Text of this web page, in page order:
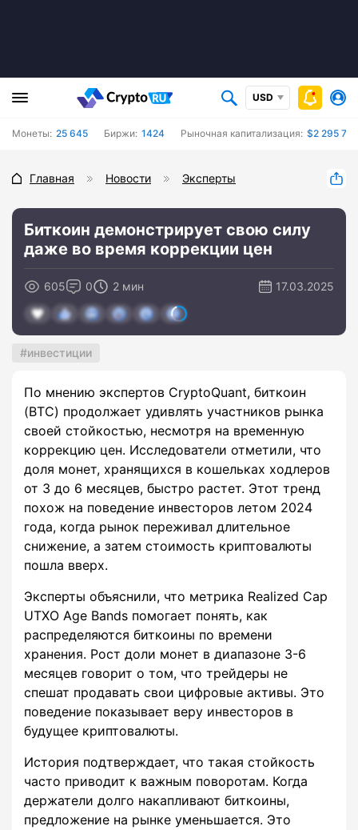
USD
Монеты: 25 645 Биржи: 1424 Рыночная капитализация: $2 295
Главная Новости Эксперты
Биткоин демонстрирует свою силу
даже во время коррекции цен
605 0 2 мин 17.03.2025
инвестиции
По мнению экспертов CryptoQuant, биткоин
(BTC) продолжает удивлять участников рынка
своей стойкостью, несмотря на временную
коррекцию цен. Исследователи отметили, что
доля монет, хранящихся в кошельках ходлеров
от 3 до 6 месяцев, быстро растет. Этот тренд
похож на поведение инвесторов летом 2024
года, когда рынок переживал длительное
снижение, а затем стоимость криптовалюты
пошла вверх.
Эксперты объяснили, что метрика Realized Cap
UTXO Age Bands помогает понять, как
распределяются биткоины по времени
хранения. Рост доли монет в диапазоне 3-6
месяцев говорит о том, что трейдеры не
спешат продавать свои цифровые активы. Это
поведение показывает веру инвесторов в
будущее криптовалюты.
История подтверждает, что такая стойкость
часто приводит к важным поворотам. Когда
держатели долго накапливают биткоины,
предложение на рынке уменьшается. Это